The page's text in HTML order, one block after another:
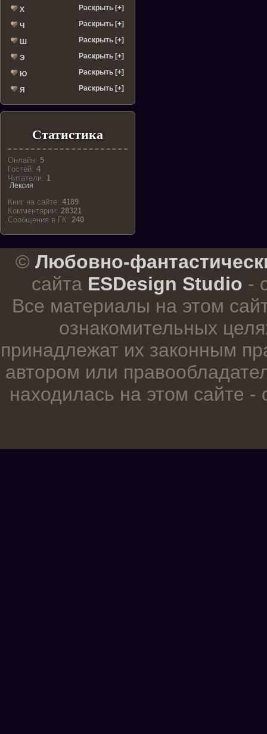
Х Раскрыть [+]
Ч Раскрыть [+]
Ш Раскрыть [+]
Э Раскрыть [+]
Ю Раскрыть [+]
Я Раскрыть [+]
Статистика
Онлайн: 5
Гостей:4
Читатели: 1
Лексия
Книг на сайте:4189
Комментарии:28321
Cообщения в ГК:240
©Любовно-
сайта ESDesign Studio -
Все материалы на этом
ознакомительных
принадлежат их законным
автором или
находилась на этом сайте